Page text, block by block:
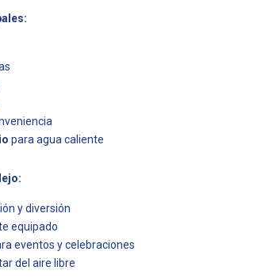
para agua caliente
y diversión
equipado
eventos y celebraciones
del aire libre